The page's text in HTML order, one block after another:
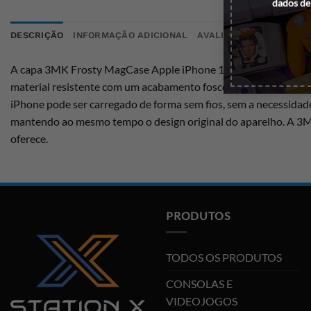
dados
DESCRIÇÃO INFORMAÇÃO ADICIONAL AVALIAÇÕES (0)
A capa 3MK Frosty MagCase Apple iPhone 16 Pro na cor
material resistente com um acabamento fosco, que
iPhone pode ser carregado de forma sem fios, sem a
mantendo ao mesmo tempo o design original do aparelho. A
oferece.
PRODUTOS
TODOS OS PRODUTOS
CONSOLAS E
VIDEOJOGOS